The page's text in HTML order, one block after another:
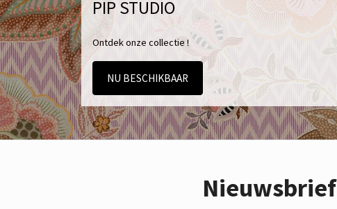
PIP STUDIO
Ontdek onze collectie !
NU BESCHIKBAAR
Nieuwsbrief